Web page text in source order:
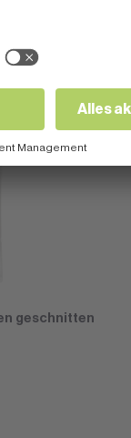
geschnitten
geschnitten